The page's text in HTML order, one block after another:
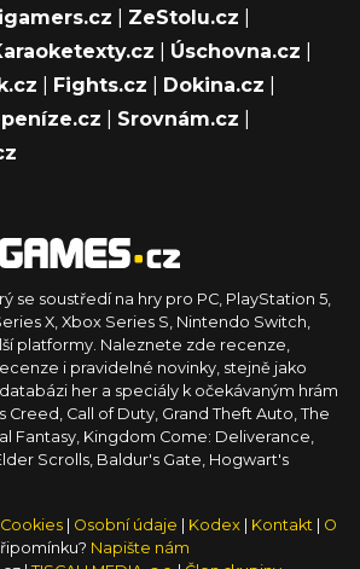
ZeStolu.cz
Úschovna.cz
Fights.cz Dokina.cz
Srovnám.cz
se soustředí na hry pro PC, PlayStation 5,
X, Xbox Series S, Nintendo Switch,
platformy. Naleznete zde recenze,
i pravidelné novinky, stejně jako
her a speciály k očekávaným hrám
Creed, Call of Duty, Grand Theft Auto, The
Fantasy, Kingdom Come: Deliverance,
Scrolls, Baldur's Gate, Hogwart's
Cookies Osobní údaje Kodex Kontakt
O
Napište nám